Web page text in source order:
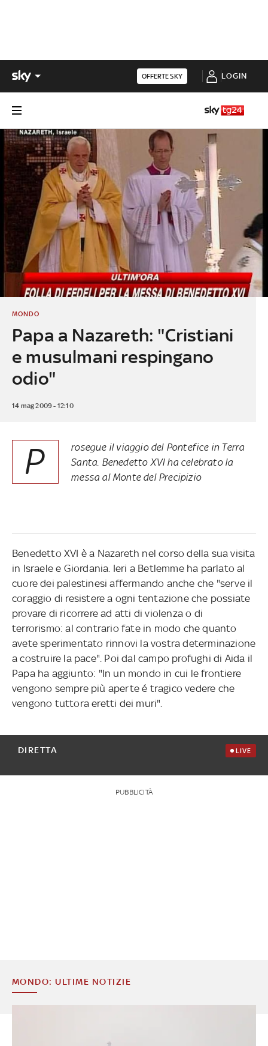
OFFERTE SKY LOGIN
Papa a Nazareth: "Cristiani
e musulmani respingano
odio"
MONDO
14 mag 2009 - 12:10
P
rosegue il viaggio del Pontefice in Terra
Santa. Benedetto XVI ha celebrato la
messa al Monte del Precipizio
Benedetto XVI è a Nazareth nel corso della sua visita
in Israele e Giordania. Ieri a Betlemme ha parlato al
cuore dei palestinesi affermando anche che "serve il
coraggio di resistere a ogni tentazione che possiate
provare di ricorrere ad atti di violenza o di
terrorismo: al contrario fate in modo che quanto
avete sperimentato rinnovi la vostra determinazione
a costruire la pace". Poi dal campo profughi di Aida il
Papa ha aggiunto: "In un mondo in cui le frontiere
vengono sempre più aperte é tragico vedere che
vengono tuttora eretti dei muri".
DIRETTA LIVE
PUBBLICITÀ
MONDO: ULTIME NOTIZIE